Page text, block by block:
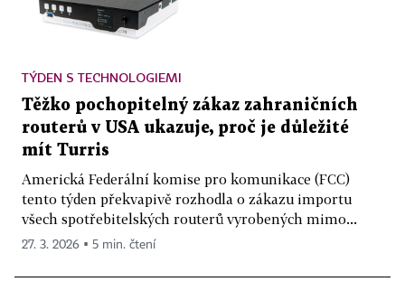
TÝDEN S TECHNOLOGIEMI
Těžko pochopitelný zákaz zahraničních
routerů v USA ukazuje, proč je důležité
mít Turris
Americká Federální komise pro komunikace (FCC)
tento týden překvapivě rozhodla o zákazu importu
všech spotřebitelských routerů vyrobených mimo...
27. 3. 2026 ▪ 5 min. čtení